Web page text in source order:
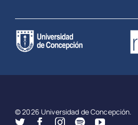
© 2026 Universidad de Concepción.